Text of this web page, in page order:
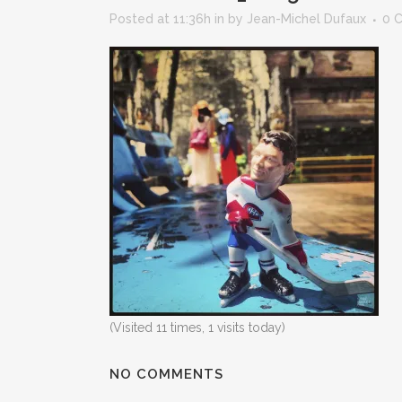
Posted at 11:36h in by Jean-Michel Dufaux 0
(Visited 11 times, 1 visits today)
NO COMMENTS